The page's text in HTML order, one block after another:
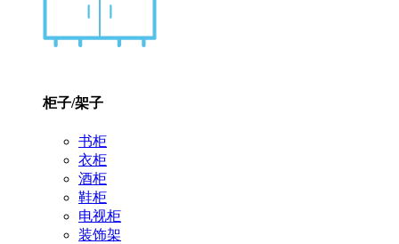
柜子/架子
书柜
衣柜
酒柜
鞋柜
电视柜
装饰架